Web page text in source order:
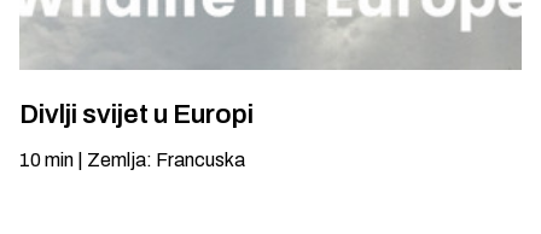
Divlji svijet u Europi
10min Zemlja: Francuska